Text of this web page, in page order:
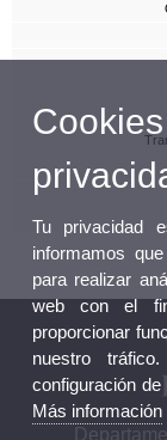
Tu privacidad
informamos
para realizar
web con el fin
proporcionar
nuestro
configuración
Más información